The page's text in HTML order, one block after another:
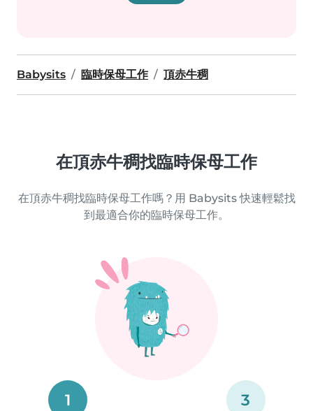
Babysits 臨時保母工作 頂赤牛稠
在頂赤牛稠找臨時保母工作
在頂赤牛稠找臨時保母工作嗎？用 Babysits 快速輕鬆找
到最適合你的臨時保母工作。
1 3